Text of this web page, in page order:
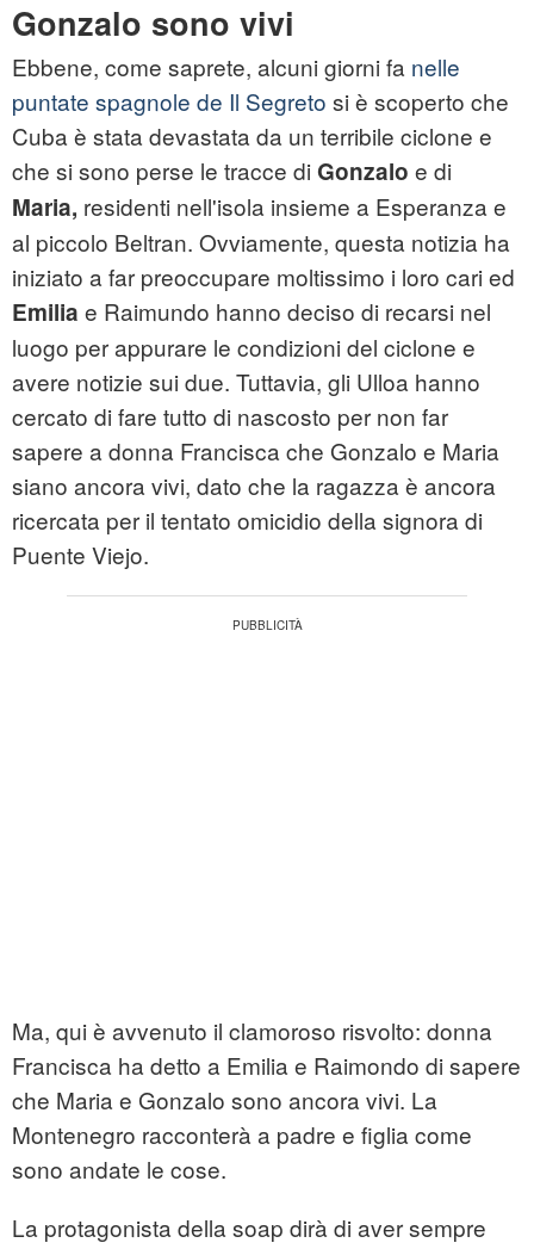
Gonzalo sono vivi
Ebbene, come saprete, alcuni giorni fa nelle
puntate spagnole de Il Segreto si è scoperto che
Cuba è stata devastata da un terribile ciclone e
che si sono perse le tracce di Gonzalo e di
Maria, residenti nell'isola insieme a Esperanza e
al piccolo Beltran. Ovviamente, questa notizia ha
iniziato a far preoccupare moltissimo i loro cari ed
Emilia e Raimundo hanno deciso di recarsi nel
luogo per appurare le condizioni del ciclone e
avere notizie sui due. Tuttavia, gli Ulloa hanno
cercato di fare tutto di nascosto per non far
sapere a donna Francisca che Gonzalo e Maria
siano ancora vivi, dato che la ragazza è ancora
ricercata per il tentato omicidio della signora di
Puente Viejo.
Ma, qui è avvenuto il clamoroso risvolto: donna
Francisca ha detto a Emilia e Raimondo di sapere
che Maria e Gonzalo sono ancora vivi. La
Montenegro racconterà a padre e figlia come
sono andate le cose.
La protagonista della soap dirà di aver sempre